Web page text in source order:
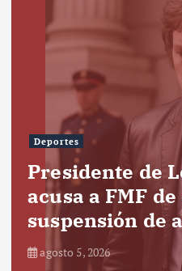
Deportes
Presidente de
acusa a FMF
suspensión de
agosto 5, 2026